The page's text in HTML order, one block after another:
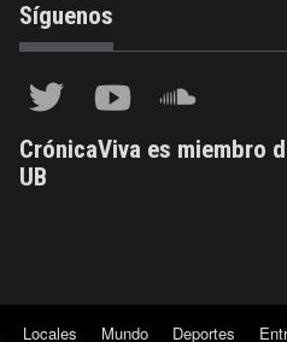
Síguenos
CrónicaViva es miembro
UB
Locales Mundo Deportes